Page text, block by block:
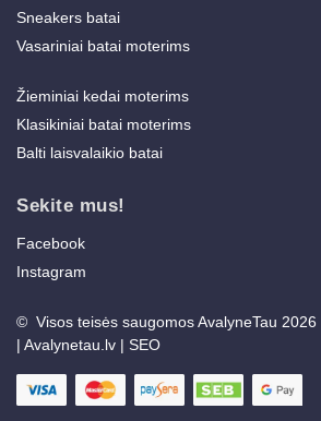
Sneakers batai
Vasariniai batai moterims
Žieminiai kedai moterims
Klasikiniai batai moterims
Balti laisvalaikio batai
Sekite mus!
Facebook
Instagram
© Visos teisės saugomos AvalyneTau 2026
| Avalynetau.lv | SEO